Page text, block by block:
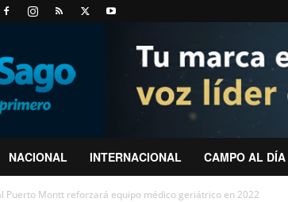
NACIONAL INTERNACIONAL CAMPO AL DÍA
Puerto Montt reforzará equipo médico geriátrico en 2022